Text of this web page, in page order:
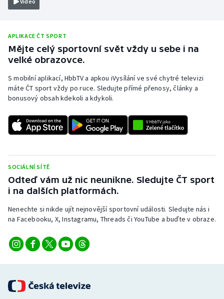
Plážový volejbal
Ragby
Rychlobruslení
Rychlostní kanoistika
Sportovní střelba
Stolní tenis
Triatlon
Volejbal
APLIKACE ČT SPORT
Mějte celý sportovní svět vždy u sebe i na
velké obrazovce.
S mobilní aplikací, HbbTV a apkou iVysílání ve své chytré televizi
máte ČT sport vždy po ruce. Sledujte přímé přenosy, články a
bonusový obsah kdekoli a kdykoli.
SOCIÁLNÍ SÍTĚ
Odteď vám už nic neunikne. Sledujte ČT sport
i na dalších platformách.
Nenechte si nikde ujít nejnovější sportovní události. Sledujte nás i
na Facebooku, X, Instagramu, Threads či YouTube a buďte v obraze.